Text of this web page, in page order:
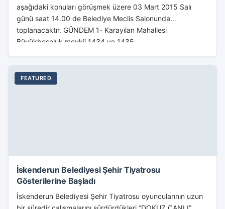
aşağıdaki konuları görüşmek üzere 03 Mart 2015 Salı
günü saat 14.00 de Belediye Meclis Salonunda
toplanacaktır. GÜNDEM 1- Karayılan Mahallesi
Büyükbeşoluk mevkii 1434 ve 1435...
FEATURED
İskenderun Belediyesi Şehir Tiyatrosu
Gösterilerine Başladı
İskenderun Belediyesi Şehir Tiyatrosu oyuncularının uzun